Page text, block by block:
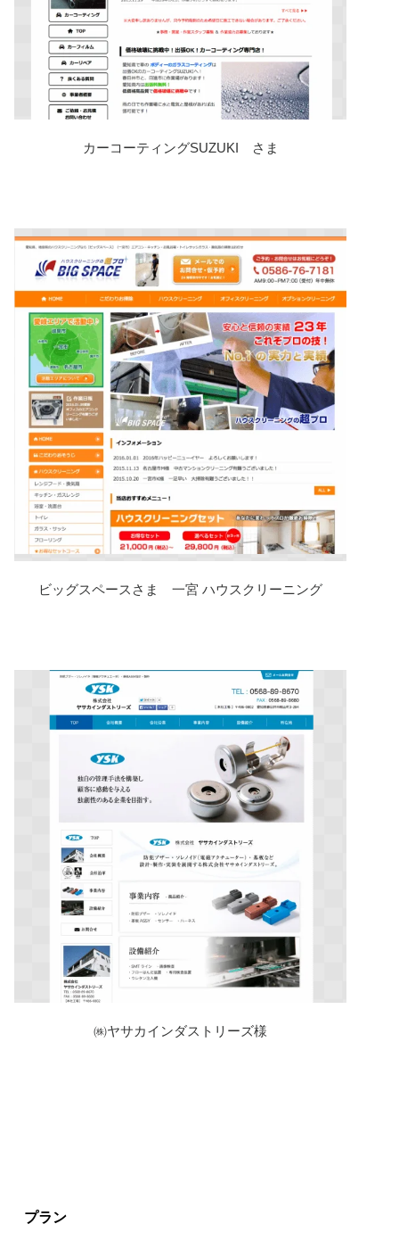
カーコーティングSUZUKI さま
ビッグスペースさま 一宮 ハウスクリーニング
㈱ヤサカインダストリーズ様
プラン